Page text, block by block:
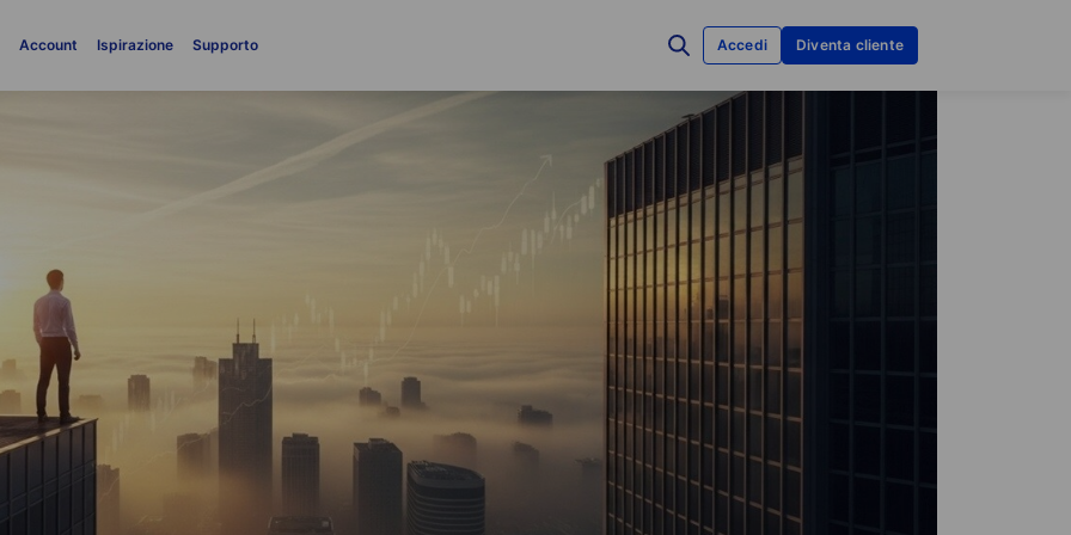
Account Ispirazione Supporto Accedi Diventa cliente